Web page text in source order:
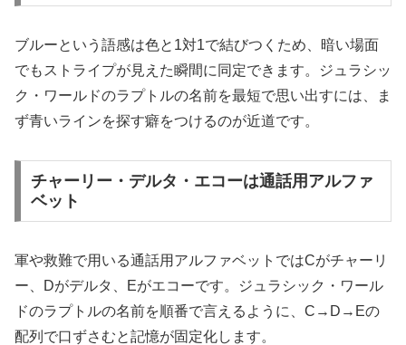
ブルーという語感は色と1対1で結びつくため、暗い場面
でもストライプが見えた瞬間に同定できます。ジュラシッ
ク・ワールドのラプトルの名前を最短で思い出すには、ま
ず青いラインを探す癖をつけるのが近道です。
チャーリー・デルタ・エコーは通話用アルファ
ベット
軍や救難で用いる通話用アルファベットではCがチャーリ
ー、Dがデルタ、Eがエコーです。ジュラシック・ワール
ドのラプトルの名前を順番で言えるように、C→D→Eの
配列で口ずさむと記憶が固定化します。